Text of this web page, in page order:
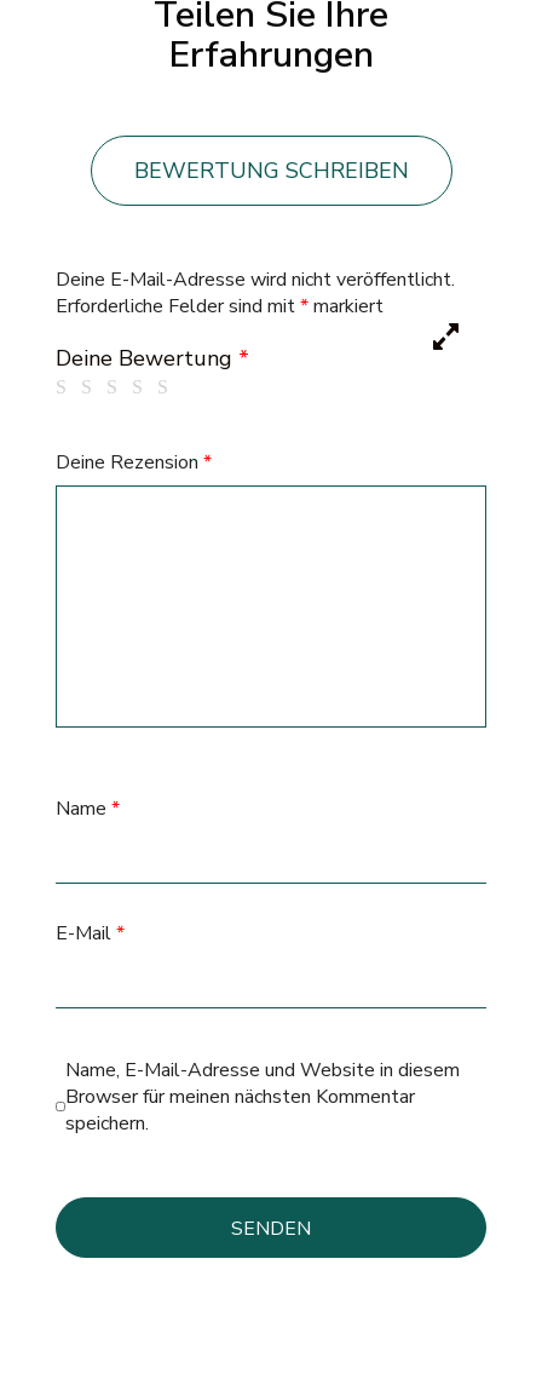
Teilen Sie Ihre
Erfahrungen
BEWERTUNG SCHREIBEN
Deine E-Mail-Adresse wird nicht veröffentlicht.
Erforderliche Felder sind mit*markiert
Deine Bewertung *
Deine Rezension *
Name *
E-Mail*
Name, E-Mail-Adresse und Website in diesem
Browser für meinen nächsten Kommentar
speichern.